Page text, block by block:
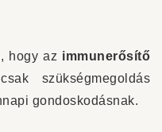
hogy az immunerősítő
szükségmegoldás
gondoskodásnak.